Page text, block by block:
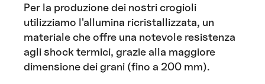
Per la produzione dei nostri crogioli
utilizziamo l'allumina ricristallizzata, un
materiale che offre una notevole resistenza
agli shock termici, grazie alla maggiore
dimensione dei grani (fino a 200 mm).